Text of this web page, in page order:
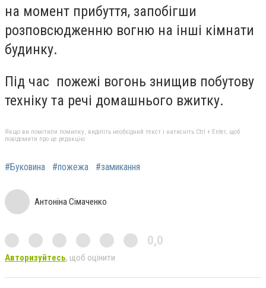
на момент прибуття, запобігши
розповсюдженню вогню на інші кімнати
будинку.
Під час пожежі вогонь знищив побутову
техніку та речі домашнього вжитку.
Якщо ви помітили помилку, виділіть необхідний текст і натисніть Ctrl + Enter, щоб
повідомити про це редакцію
#Буковина #пожежа #замикання
Антоніна Сімаченко
0,0
Авторизуйтесь, щоб оцінити